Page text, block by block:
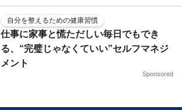
自分を整えるための健康習慣
仕事に家事と慌ただしい毎日でもでき
る、“完璧じゃなくていい”セルフマネジ
メント
Sponsored